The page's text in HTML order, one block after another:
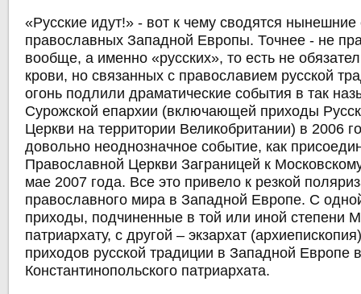
«Русские идут!» - вот к чему сводятся нынешние
православных Западной Европы. Точнее - не
вообще, а именно «русских», то есть не
крови, но связанных с православием русской
огонь подлили драматические события в так
Сурожской епархии (включающей приходы
Церкви на территории Великобритании) в 2006
довольно неоднозначное событие, как
Православной Церкви Заграницей к
мае 2007 года. Все это привело к резкой
православного мира в Западной Европе. С
приходы, подчиненные в той или иной степени
патриархату, с другой – экзархат
приходов русской традиции в Западной Европе
Константинопольского патриархата.